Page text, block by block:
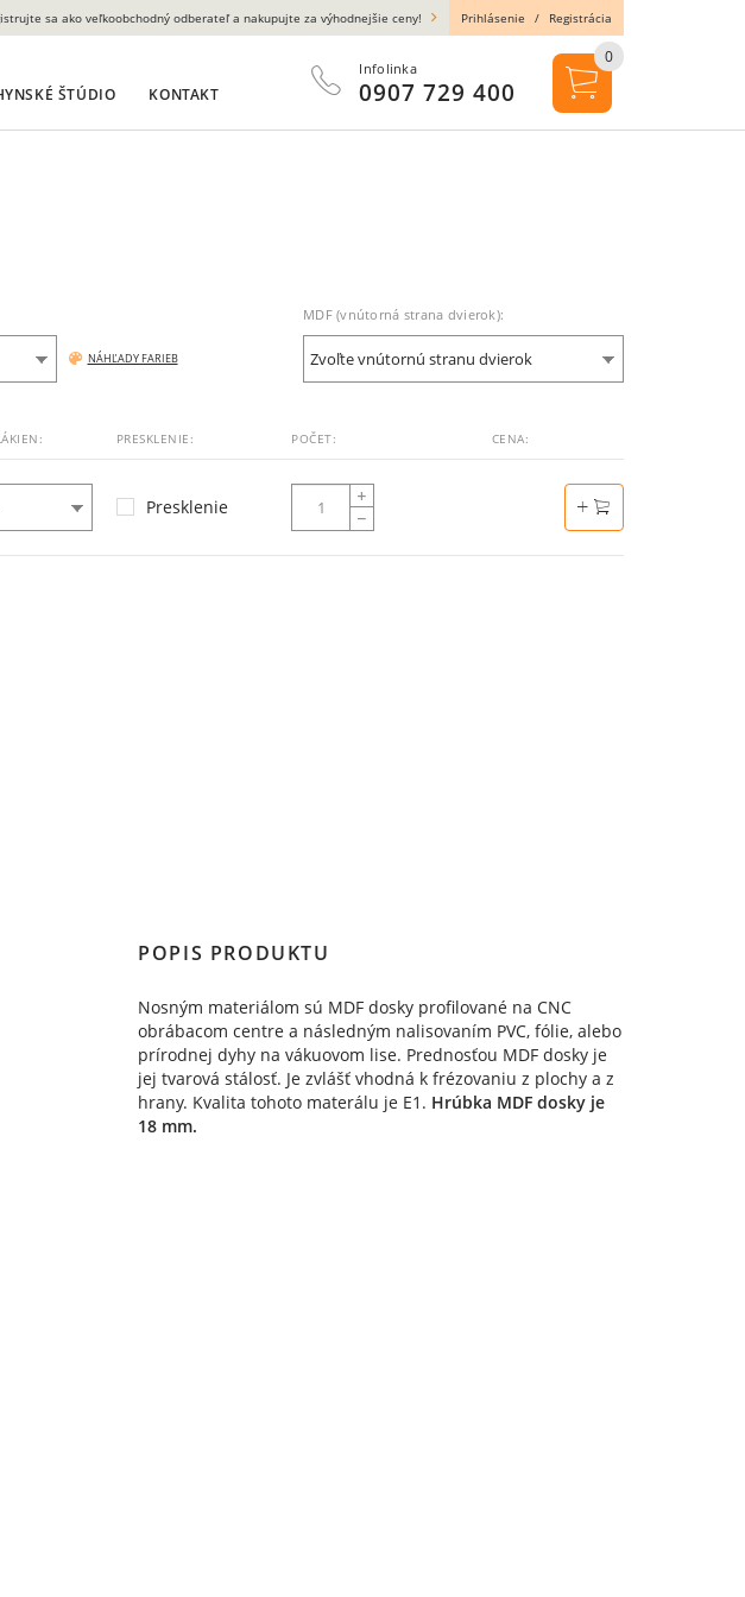
MDF (vnútorná strana dvierok):
NÁHĽADY FARIEB Zvoľte vnútornú stranu dvierok
PRESKLENIE: CENA:
POČET:
Presklenie
POPIS PRODUKTU
Nosným materiálom sú MDF dosky profilované na CNC
obrábacom centre a následným nalisovaním PVC, fólie, alebo
prírodnej dyhy na vákuovom lise. Prednosťou MDF dosky je
jej tvarová stálosť. Je zvlášť vhodná k frézovaniu z plochy a z
hrany. Kvalita tohoto materálu je E1. Hrúbka MDF dosky je
18 mm.
sa ako veľkoobchodný odberateľ a nakupujte za výhodnejšie ceny! Prihlásenie / Registrácia
ŠTÚDIO KONTAKT
Infolinka
0907 729 400
0